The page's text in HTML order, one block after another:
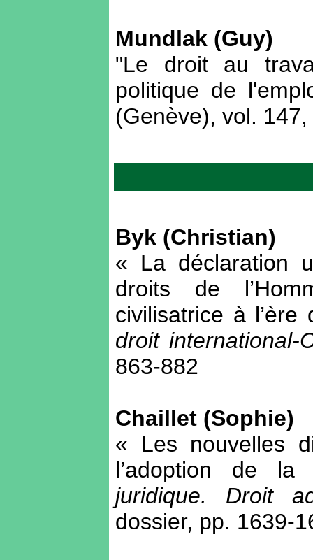
Mundlak (Guy)
"Le droit au
politique de
(Genève), vol.
Byk (Christian)
« La déclaration
droits de
civilisatrice à
droit international-
863-882
Chaillet (Sophie)
« Les nouvelles
l’adoption de
juridique. Droit
dossier, pp. 1639-